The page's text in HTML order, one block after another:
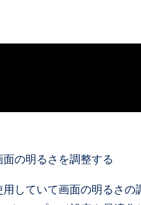
の明るさを調整する
していて画面の明るさ